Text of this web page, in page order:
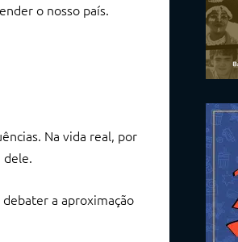
o nosso país.
Na vida real, por
dele.
a aproximação